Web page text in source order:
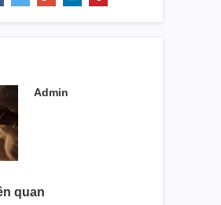
Admin
quan